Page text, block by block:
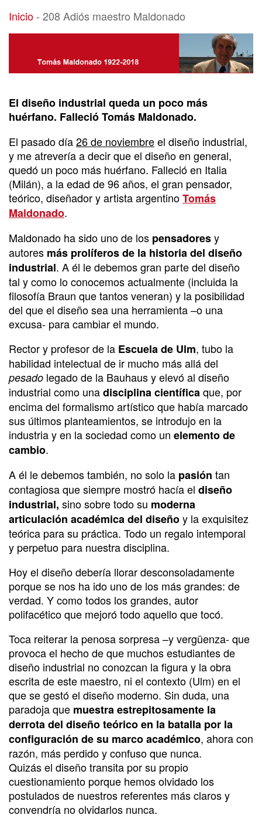
208 Adiós maestro Maldonado
Inicio- 208 Adiós maestro Maldonado
El diseño industrial queda un poco más
huérfano. Falleció Tomás Maldonado.
El pasado día26 de noviembreel diseño industrial,
y me atrevería a decir que el diseño en general,
quedó un poco más huérfano. Falleció en Italia
(Milán), a la edad de 96 años, el gran pensador,
teórico, diseñador y artista argentinoTomás
Maldonado.
Maldonado ha sido uno de los pensadoresy
autores más prolíferos de la historia del diseño
industrial. A él le debemos gran parte del diseño
tal y como lo conocemos actualmente (incluida la
filosofía Braun que tantos veneran) y la posibilidad
del que el diseño sea una herramienta –o una
excusa- para cambiar el mundo.
Rector y profesor de la Escuela de Ulm, tubo la
habilidad intelectual de ir mucho más allá del
pesado legado de la Bauhaus y elevó al diseño
industrial como unadisciplina científicaque, por
encima del formalismo artístico que había marcado
sus últimos planteamientos, se introdujo en la
industria y en la sociedad como un elemento de
cambio.
A él le debemos también, no solo la pasión tan
contagiosa que siempre mostró hacía el diseño
industrial, sino sobre todo su moderna
articulación académica del diseñoy la exquisitez
teórica para su práctica. Todo un regalo intemporal
y perpetuo para nuestra disciplina.
Hoy el diseño debería llorar desconsoladamente
porque se nos ha ido uno de los más grandes: de
verdad. Y como todos los grandes, autor
polifacético que mejoró todo aquello que tocó.
Toca reiterar la penosa sorpresa –y vergüenza- que
provoca el hecho de que muchos estudiantes de
diseño industrial no conozcan la figura y la obra
escrita de este maestro, ni el contexto (Ulm) en el
que se gestó el diseño moderno. Sin duda, una
paradoja que muestra estrepitosamente la
derrota del diseño teórico en la batalla por la
configuración de su marco académico, ahora con
razón, más perdido y confuso que nunca.
Quizás el diseño transita por su propio
cuestionamiento porque hemos olvidado los
postulados de nuestros referentes más claros y
convendría no olvidarlos nunca.